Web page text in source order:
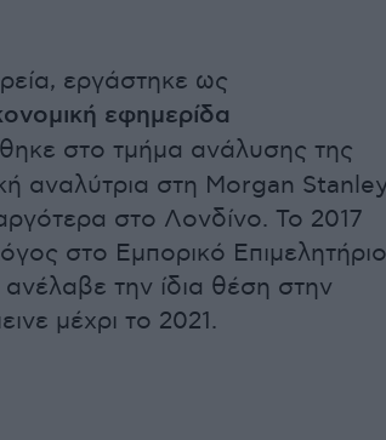
εργάστηκε ως
εφημερίδα
στο τμήμα ανάλυσης της
αναλύτρια στη Morgan
στο Λονδίνο. Το 2017
στο Εμπορικό Επιμελητήριο
την ίδια θέση στην
μέχρι το 2021.